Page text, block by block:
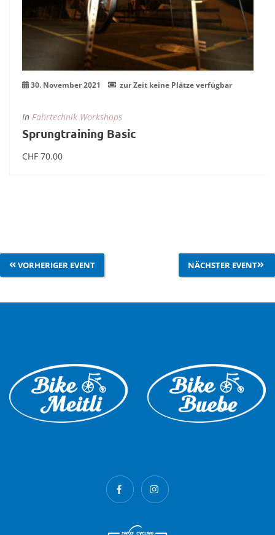
30. November 2021 zur Zeit keine Plätze verfügbar
In Fahrtechnik Workshops
Sprungtraining Basic
CHF 70.00
VORHERIGER EVENT NÄCHSTER EVENT